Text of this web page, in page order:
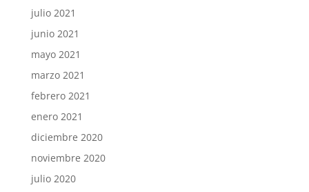
julio 2021
junio 2021
mayo 2021
marzo 2021
febrero 2021
enero 2021
diciembre 2020
noviembre 2020
julio 2020